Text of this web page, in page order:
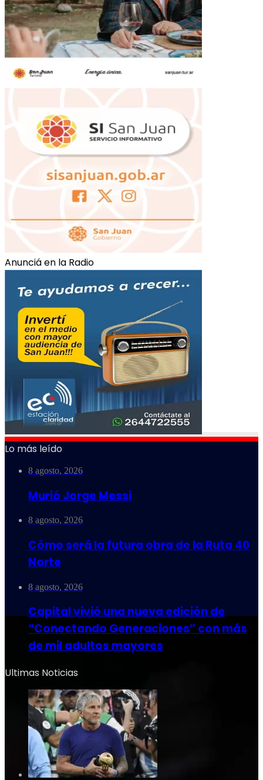
Anunciá en la Radio
Lo más leído
8 agosto, 2026
Murió Jorge Messi
8 agosto, 2026
Cómo será la futura obra de la Ruta 40
Norte
8 agosto, 2026
Capital vivió una nueva edición de
“Conectando Generaciones” con más
de mil adultos mayores
Ultimas Noticias